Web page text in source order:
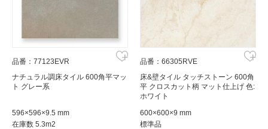
品番：77123EVR
ナチュラル調床タイル 600角平マッ
ト グレー系
596×596×9.5 mm
在庫数 5.3m2
品番：66305RVE
床&壁タイル タッチストーン 600角
平 クロスカット柄 マット仕上げ 色:
ホワイト
600×600×9 mm
標準品